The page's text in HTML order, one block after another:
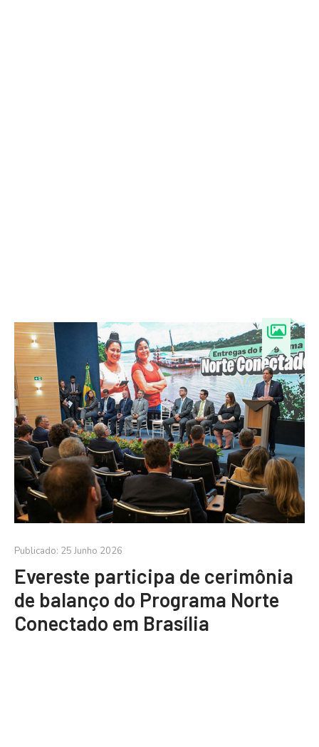
Publicado: 25 Junho 2026
Evereste participa de cerimônia
de balanço do Programa Norte
Conectado em Brasília